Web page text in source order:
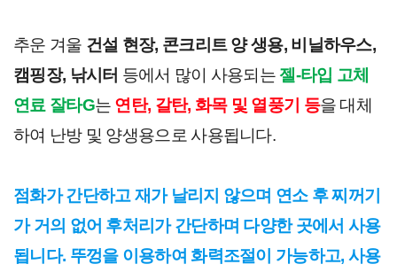
추운 겨울 건설 현장, 콘크리트 양 생용, 비닐하우스,
캠핑장, 낚시터 등에서 많이 사용되는 젤-타입 고체
연료 잘타G는 연탄, 갈탄, 화목 및 열풍기 등을 대체
하여 난방 및 양생용으로 사용됩니다.
점화가 간단하고 재가 날리지 않으며 연소 후 찌꺼기
가 거의 없어 후처리가 간단하며 다양한 곳에서 사용
됩니다. 뚜껑을 이용하여 화력조절이 가능하고, 사용